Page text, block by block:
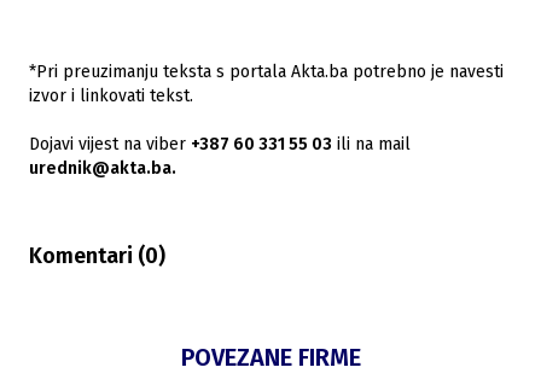
*Pri preuzimanju teksta s portala Akta.ba potrebno je navesti
izvor i linkovati tekst.
Dojavi vijest na viber +387 60 331 55 03 ili na mail
urednik@akta.ba.
Komentari (0)
POVEZANE FIRME